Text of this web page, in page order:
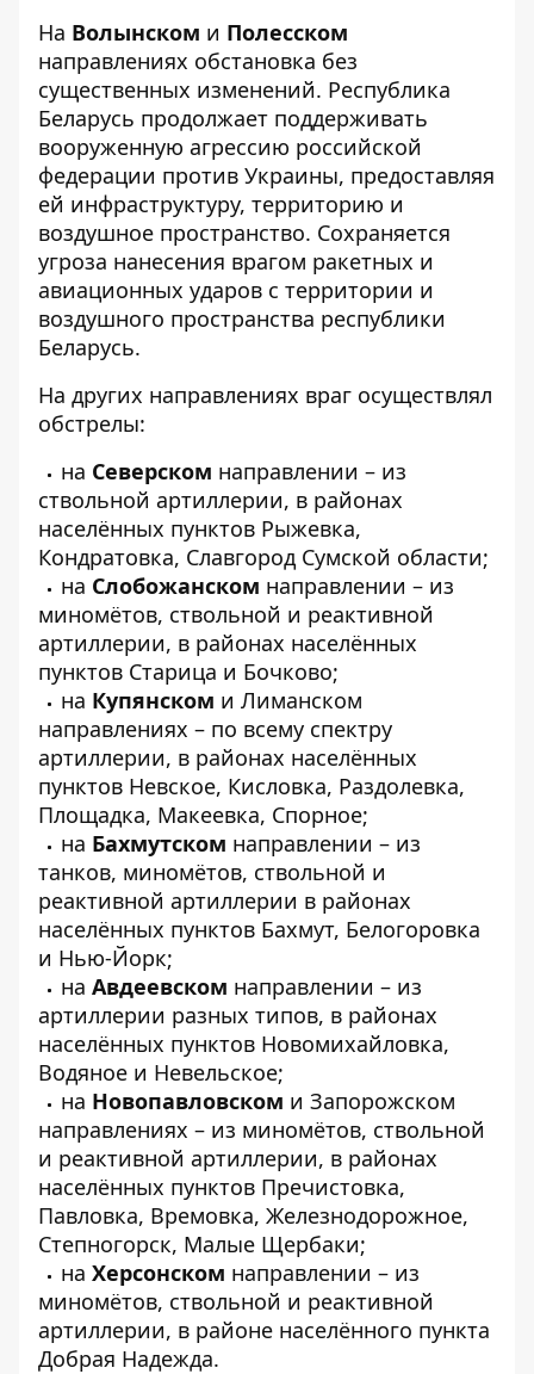
На Волынском и Полесском
направлениях обстановка без
существенных изменений. Республика
Беларусь продолжает поддерживать
вооруженную агрессию российской
федерации против Украины, предоставляя
ей инфраструктуру, территорию и
воздушное пространство. Сохраняется
угроза нанесения врагом ракетных и
авиационных ударов с территории и
воздушного пространства республики
Беларусь.
На других направлениях враг осуществлял
обстрелы:
на Северском направлении – из
ствольной артиллерии, в районах
населённых пунктов Рыжевка,
Кондратовка, Славгород Сумской области;
на Слобожанском направлении – из
миномётов, ствольной и реактивной
артиллерии, в районах населённых
пунктов Старица и Бочково;
на Купянском и Лиманском
направлениях – по всему спектру
артиллерии, в районах населённых
пунктов Невское, Кисловка, Раздолевка,
Площадка, Макеевка, Спорное;
на Бахмутском направлении – из
танков, миномётов, ствольной и
реактивной артиллерии в районах
населённых пунктов Бахмут, Белогоровка
и Нью-Йорк;
на Авдеевском направлении – из
артиллерии разных типов, в районах
населённых пунктов Новомихайловка,
Водяное и Невельское;
на Новопавловском и Запорожском
направлениях – из миномётов, ствольной
и реактивной артиллерии, в районах
населённых пунктов Пречистовка,
Павловка, Времовка, Железнодорожное,
Степногорск, Малые Щербаки;
на Херсонском направлении – из
миномётов, ствольной и реактивной
артиллерии, в районе населённого пункта
Добрая Надежда.